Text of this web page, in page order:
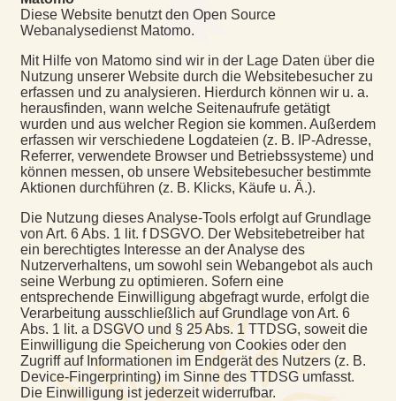
Diese Website benutzt den Open Source
Webanalysedienst Matomo.
Mit Hilfe von Matomo sind wir in der Lage Daten über die
Nutzung unserer Website durch die Websitebesucher zu
erfassen und zu analysieren. Hierdurch können wir u. a.
herausfinden, wann welche Seitenaufrufe getätigt
wurden und aus welcher Region sie kommen. Außerdem
erfassen wir verschiedene Logdateien (z. B. IP-Adresse,
Referrer, verwendete Browser und Betriebssysteme) und
können messen, ob unsere Websitebesucher bestimmte
Aktionen durchführen (z. B. Klicks, Käufe u. Ä.).
Die Nutzung dieses Analyse-Tools erfolgt auf Grundlage
von Art. 6 Abs. 1 lit. f DSGVO. Der Websitebetreiber hat
ein berechtigtes Interesse an der Analyse des
Nutzerverhaltens, um sowohl sein Webangebot als auch
seine Werbung zu optimieren. Sofern eine
entsprechende Einwilligung abgefragt wurde, erfolgt die
Verarbeitung ausschließlich auf Grundlage von Art. 6
Abs. 1 lit. a DSGVO und § 25 Abs. 1 TTDSG, soweit die
Einwilligung die Speicherung von Cookies oder den
Zugriff auf Informationen im Endgerät des Nutzers (z. B.
Device-Fingerprinting) im Sinne des TTDSG umfasst.
Die Einwilligung ist jederzeit widerrufbar.